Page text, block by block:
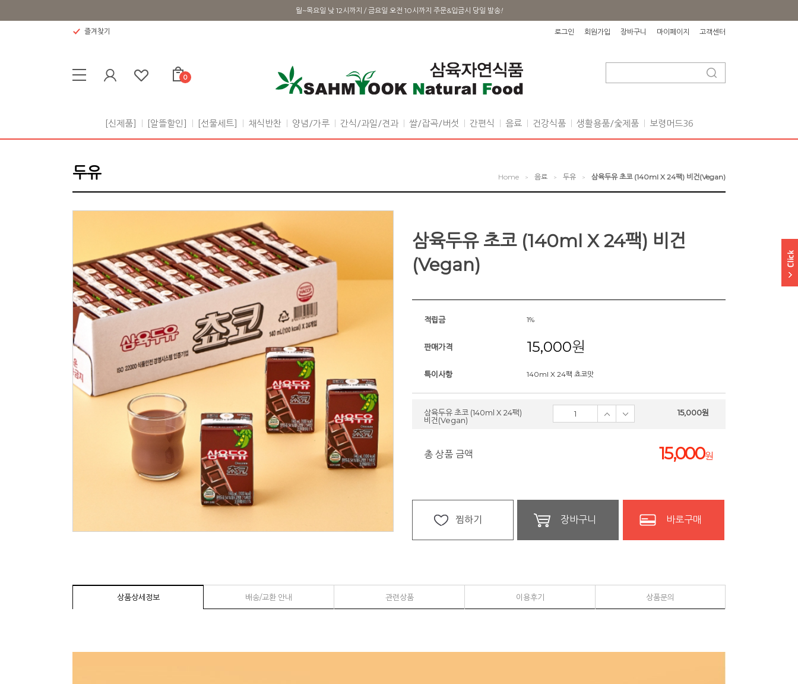
월~목요일 낮 12시까지 / 금요일 오전 10시까지 주문&입금시 당일 발송!
즐겨찾기 로그인 회원가입 장바구니 마이페이지 고객센터
0
[신제품] [알뜰할인] [선물세트] 채식반찬 양념/가루 간식/과일/견과 쌀/잡곡/버섯 간편식 음료 건강식품 생활용품/숯제품 보령머드36
두유 Home > 음료 > 두유 > 삼육두유 초코 (140ml X 24팩) 비건(Vegan)
삼육두유 초코 (140ml X 24팩) 비건
(Vegan)
적립금 1%
판매가격 15,000원
특이사항 140ml X 24팩 쵸코맛
삼육두유 초코 (140ml X 24팩)
비건(Vegan)
15,000원
총 상품 금액 15,000원
찜하기 장바구니 바로구매
상품상세정보 배송/교환 안내 관련상품 이용후기 상품문의